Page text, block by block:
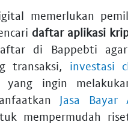
memerlukan
daftar aplikasi
di Bappebti
transaksi, investasi
ingin
Jasa Bayar
mempermudah